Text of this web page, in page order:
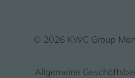
© 2026 KWC Group
Allgemeine